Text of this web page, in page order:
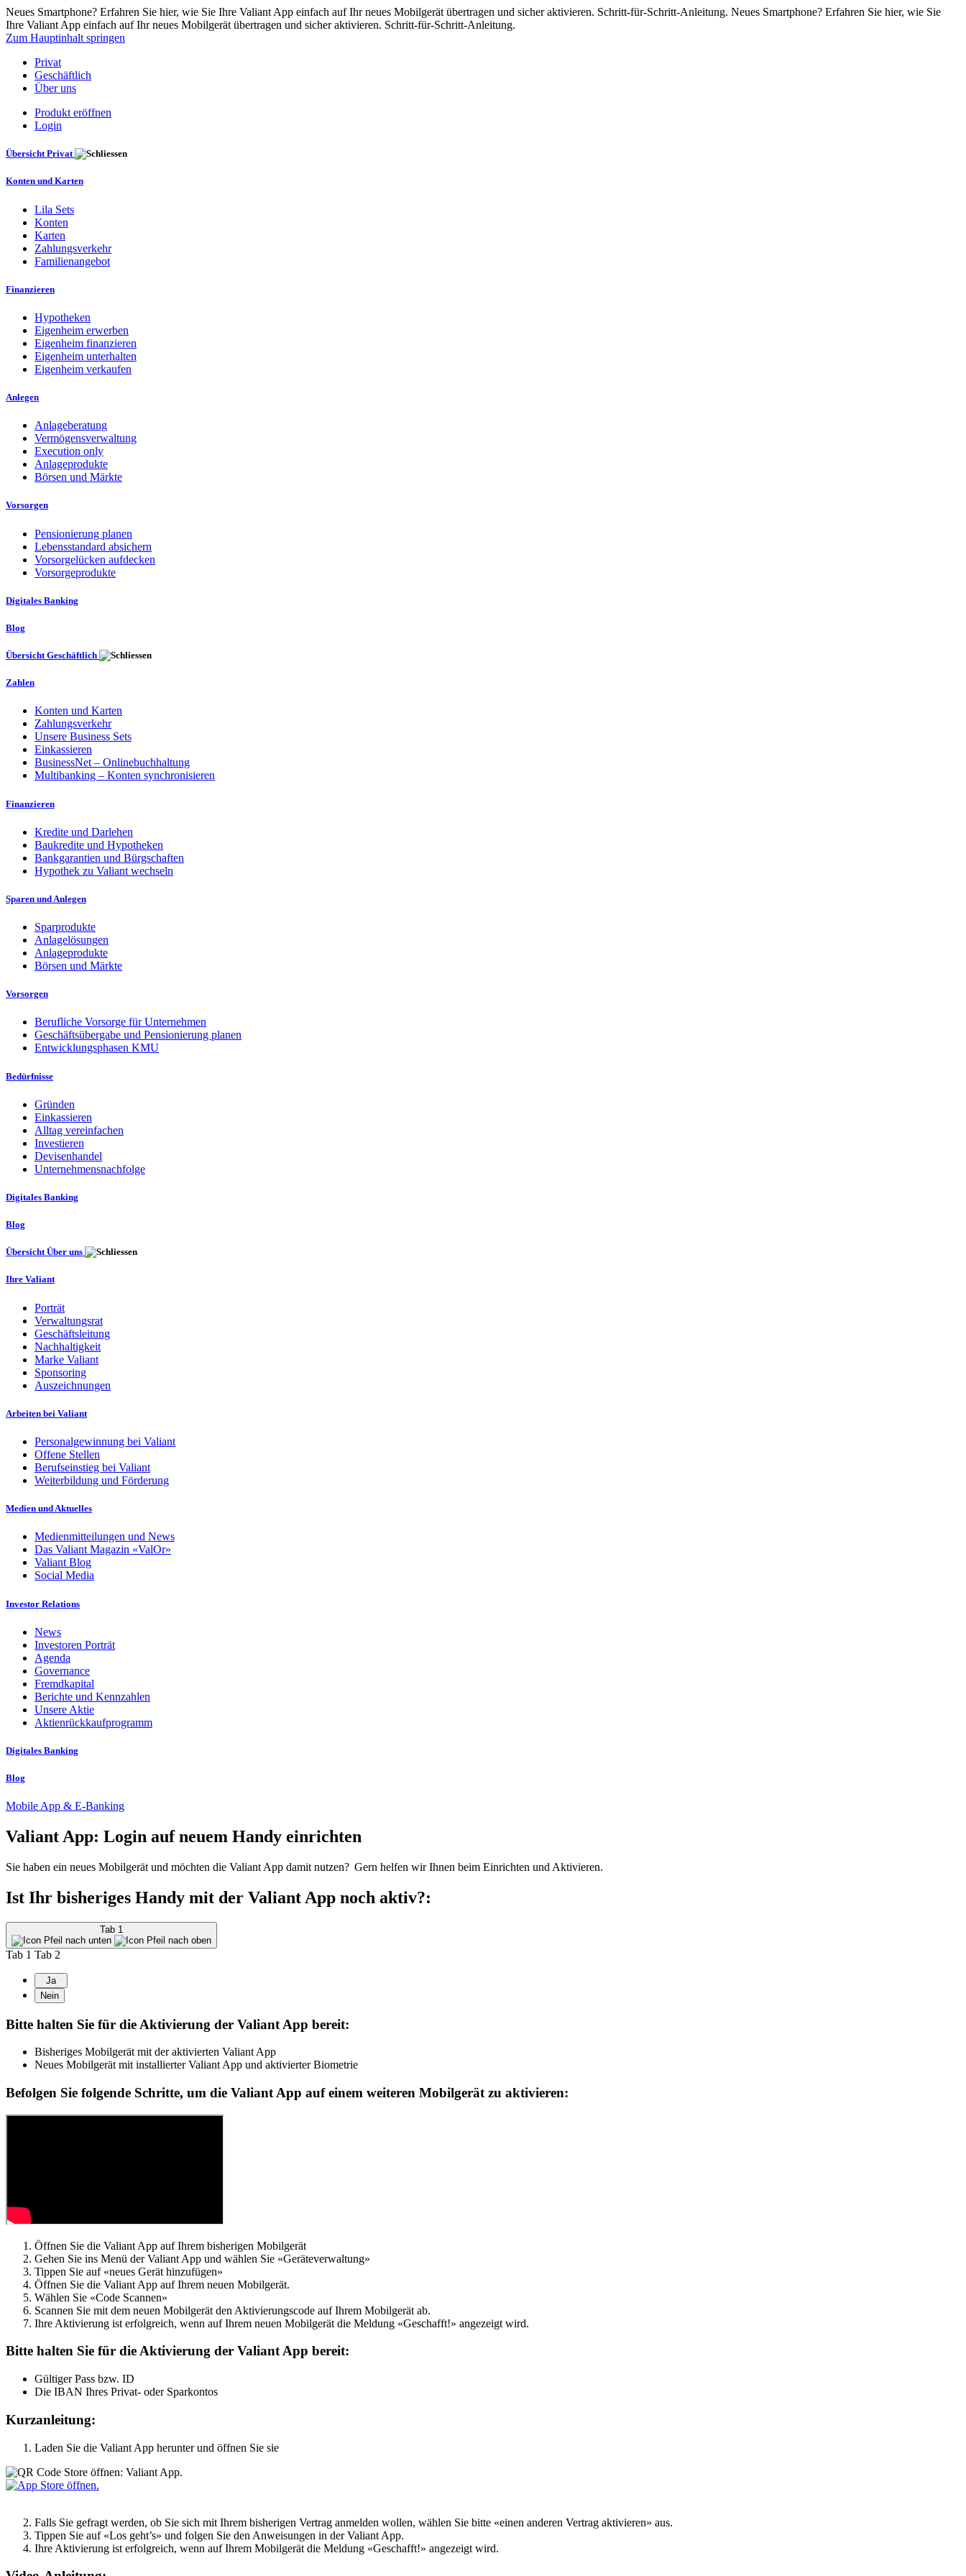
Neues Smartphone? Erfahren Sie hier, wie Sie Ihre Valiant App einfach auf Ihr neues Mobilgerät übertragen und sicher aktivieren. Schritt-für-Schritt-Anleitung. Neues Smartphone? Erfahren Sie hier, wie Sie
Ihre Valiant App einfach auf Ihr neues Mobilgerät übertragen und sicher aktivieren. Schritt-für-Schritt-Anleitung.
Zum Hauptinhalt springen
Privat
Geschäftlich
Über uns
Produkt eröffnen
Login
Übersicht Privat
Konten und Karten
Lila Sets
Konten
Karten
Zahlungsverkehr
Familienangebot
Finanzieren
Hypotheken
Eigenheim erwerben
Eigenheim finanzieren
Eigenheim unterhalten
Eigenheim verkaufen
Anlegen
Anlageberatung
Vermögensverwaltung
Execution only
Anlageprodukte
Börsen und Märkte
Vorsorgen
Pensionierung planen
Lebensstandard absichern
Vorsorgelücken aufdecken
Vorsorgeprodukte
Digitales Banking
Blog
Übersicht Geschäftlich
Zahlen
Konten und Karten
Zahlungsverkehr
Unsere Business Sets
Einkassieren
BusinessNet – Onlinebuchhaltung
Multibanking – Konten synchronisieren
Finanzieren
Kredite und Darlehen
Baukredite und Hypotheken
Bankgarantien und Bürgschaften
Hypothek zu Valiant wechseln
Sparen und Anlegen
Sparprodukte
Anlagelösungen
Anlageprodukte
Börsen und Märkte
Vorsorgen
Berufliche Vorsorge für Unternehmen
Geschäftsübergabe und Pensionierung planen
Entwicklungsphasen KMU
Bedürfnisse
Gründen
Einkassieren
Alltag vereinfachen
Investieren
Devisenhandel
Unternehmensnachfolge
Digitales Banking
Blog
Übersicht Über uns
Ihre Valiant
Porträt
Verwaltungsrat
Geschäftsleitung
Nachhaltigkeit
Marke Valiant
Sponsoring
Auszeichnungen
Arbeiten bei Valiant
Personalgewinnung bei Valiant
Offene Stellen
Berufseinstieg bei Valiant
Weiterbildung und Förderung
Medien und Aktuelles
Medienmitteilungen und News
Das Valiant Magazin «ValOr»
Valiant Blog
Social Media
Investor Relations
News
Investoren Porträt
Agenda
Governance
Fremdkapital
Berichte und Kennzahlen
Unsere Aktie
Aktienrückkaufprogramm
Digitales Banking
Blog
Mobile App & E-Banking
Valiant App: Login auf neuem Handy einrichten
Sie haben ein neues Mobilgerät und möchten die Valiant App damit nutzen? Gern helfen wir Ihnen beim Einrichten und Aktivieren.
Ist Ihr bisheriges Handy mit der Valiant App noch aktiv?:
Tab 1
Tab 1 Tab 2
Ja
Nein
Bitte halten Sie für die Aktivierung der Valiant App bereit:
Bisheriges Mobilgerät mit der aktivierten Valiant App
Neues Mobilgerät mit installierter Valiant App und aktivierter Biometrie
Befolgen Sie folgende Schritte, um die Valiant App auf einem weiteren Mobilgerät zu aktivieren:
Öffnen Sie die Valiant App auf Ihrem bisherigen Mobilgerät
Gehen Sie ins Menü der Valiant App und wählen Sie «Geräteverwaltung»
Tippen Sie auf «neues Gerät hinzufügen»
Öffnen Sie die Valiant App auf Ihrem neuen Mobilgerät.
Wählen Sie «Code Scannen»
Scannen Sie mit dem neuen Mobilgerät den Aktivierungscode auf Ihrem Mobilgerät ab.
Ihre Aktivierung ist erfolgreich, wenn auf Ihrem neuen Mobilgerät die Meldung «Geschafft!» angezeigt wird.
Bitte halten Sie für die Aktivierung der Valiant App bereit:
Gültiger Pass bzw. ID
Die IBAN Ihres Privat- oder Sparkontos
Kurzanleitung:
Laden Sie die Valiant App herunter und öffnen Sie sie
Falls Sie gefragt werden, ob Sie sich mit Ihrem bisherigen Vertrag anmelden wollen, wählen Sie bitte «einen anderen Vertrag aktivieren» aus.
Tippen Sie auf «Los geht’s» und folgen Sie den Anweisungen in der Valiant App.
Ihre Aktivierung ist erfolgreich, wenn auf Ihrem Mobilgerät die Meldung «Geschafft!» angezeigt wird.